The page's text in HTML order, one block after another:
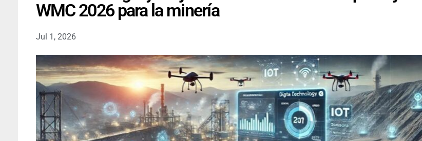
WMC 2026 para la minería
Jul 1, 2026